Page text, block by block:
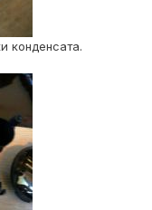
конденсата.